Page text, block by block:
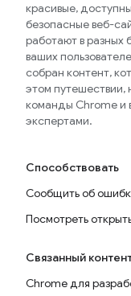
красивые,
безопасные веб-
работают в разных
ваших
собран контент,
этом
команды Chrome и
экспертами.
Способствовать
Сообщить об
Посмотреть
Связанный
Chrome для